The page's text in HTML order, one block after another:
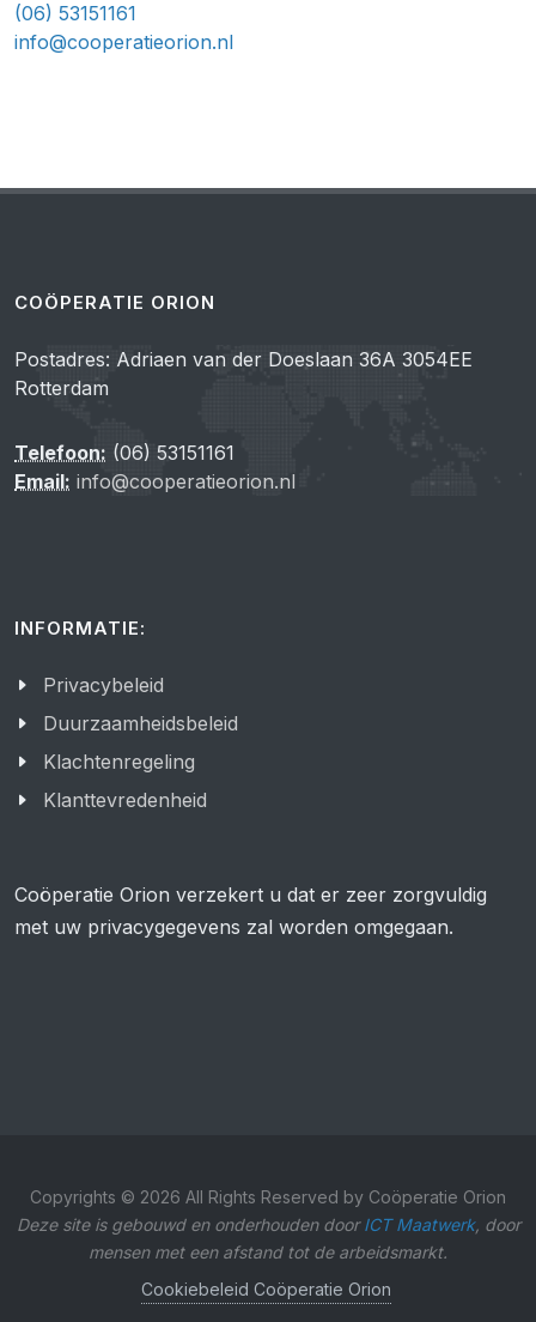
(06) 53151161
info@cooperatieorion.nl
COÖPERATIE ORION
Postadres: Adriaen van der Doeslaan 36A 3054EE
Rotterdam
Telefoon: (06) 53151161
Email: info@cooperatieorion.nl
INFORMATIE:
Privacybeleid
Duurzaamheidsbeleid
Klachtenregeling
Klanttevredenheid
Coöperatie Orion verzekert u dat er zeer zorgvuldig
met uw privacygegevens zal worden omgegaan.
Copyrights © 2026 All Rights Reserved by Coöperatie Orion
Deze site is gebouwd en onderhouden doorICT Maatwerk, door
mensen met een afstand tot de arbeidsmarkt.
Cookiebeleid Coöperatie Orion